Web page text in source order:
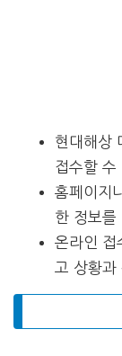
현대해상
접수할 수
홈페이지
한 정보를
온라인 접
고 상황과